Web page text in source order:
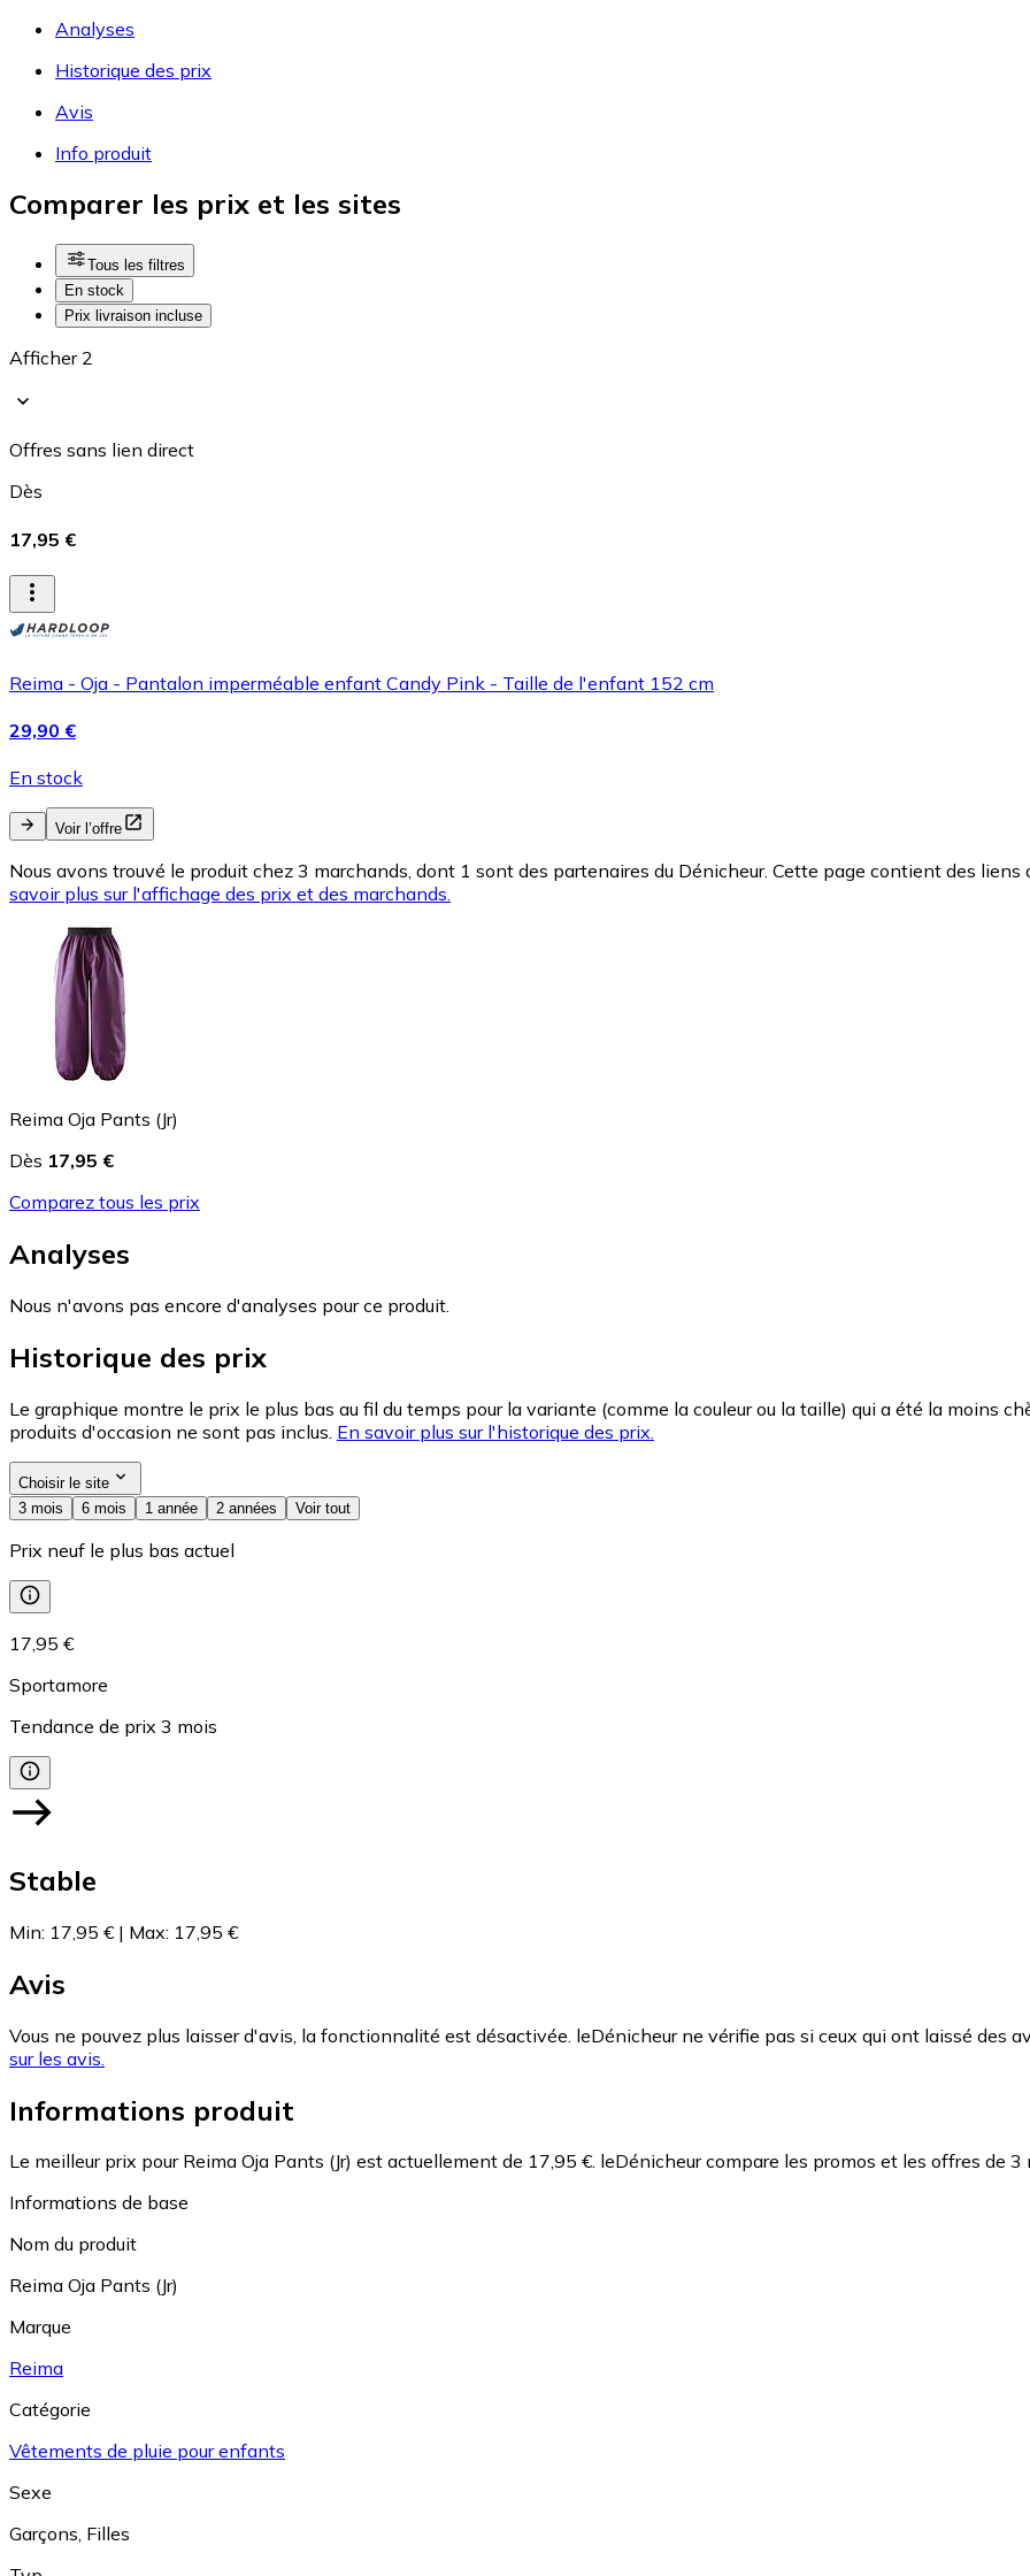
Analyses
Historique des prix
Avis
Info produit
Comparer les prix et les sites
Tous les filtres
En stock
Prix livraison incluse
Afficher 2
Offres sans lien direct
Dès
17,95 €
Reima - Oja - Pantalon imperméable enfant Candy Pink - Taille de l'enfant 152 cm
29,90 €
En stock
Voir l’offre
Nous avons trouvé le produit chez 3 marchands, dont 1 sont des partenaires du Dénicheur. Cette page contient des
savoir plus sur l'affichage des prix et des marchands.
Reima Oja Pants (Jr)
Dès 17,95 €
Comparez tous les prix
Analyses
Nous n'avons pas encore d'analyses pour ce produit.
Historique des prix
Le graphique montre le prix le plus bas au fil du temps pour la variante (comme la couleur ou la taille) qui a été la moins
produits d'occasion ne sont pas inclus. En savoir plus sur l'historique des prix.
Choisir le site
3 mois
6 mois 1 année 2 années Voir tout
Prix neuf le plus bas actuel
17,95 €
Sportamore
Tendance de prix 3 mois
Stable
Min: 17,95 € | Max: 17,95 €
Avis
Vous ne pouvez plus laisser d'avis, la fonctionnalité est désactivée. leDénicheur ne vérifie pas si ceux qui ont laissé des
sur les avis.
Informations produit
Le meilleur prix pour Reima Oja Pants (Jr) est actuellement de 17,95 €. leDénicheur compare les promos et les offres de 3
Informations de base
Nom du produit
Reima Oja Pants (Jr)
Marque
Reima
Catégorie
Vêtements de pluie pour enfants
Sexe
Garçons, Filles